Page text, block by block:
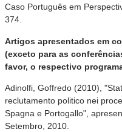
Caso Português em
374.
Artigos apresentados em
(exceto para as
favor, o respectivo
Adinolfi, Goffredo (2010),
reclutamento politico nei
Spagna e Portogallo",
Setembro, 2010.